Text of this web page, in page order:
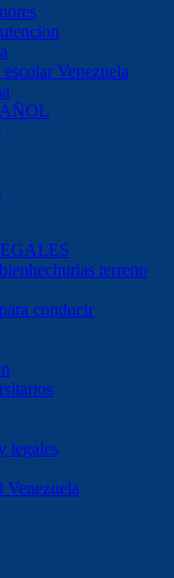
Venezuela
terreno
conducir
legales
Venezuela